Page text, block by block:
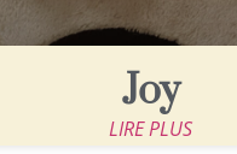
Joy
LIRE PLUS